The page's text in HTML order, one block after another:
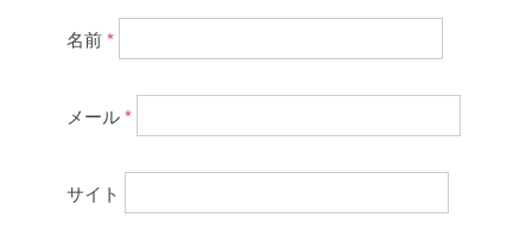
名前 *
メール *
サイト